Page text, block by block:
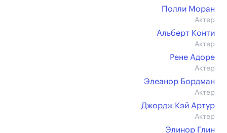
Полли Моран
Актер
Альберт Конти
Актер
Рене Адоре
Актер
Элеанор Бордман
Актер
Джордж Кэй Артур
Актер
Элинор Глин